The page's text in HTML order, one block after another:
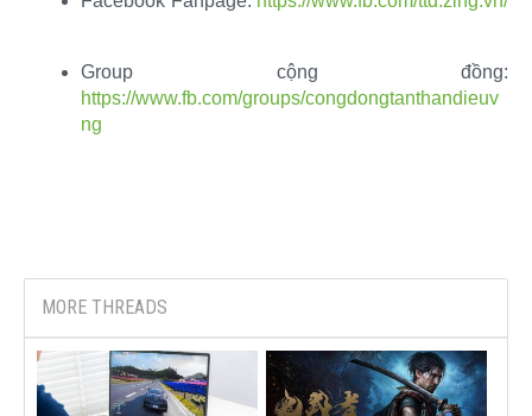
Group cộng đồng:
https://www.fb.com/groups/congdongtanthandieuv
ng
MORE THREADS